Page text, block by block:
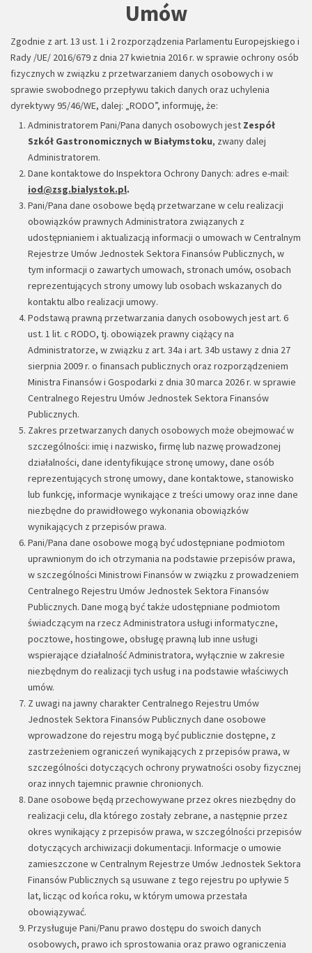
Umów
Zgodnie z art. 13 ust. 1 i 2 rozporządzenia Parlamentu Europejskiego i
Rady /UE/ 2016/679 z dnia 27 kwietnia 2016 r. w sprawie ochrony osób
fizycznych w związku z przetwarzaniem danych osobowych i w
sprawie swobodnego przepływu takich danych oraz uchylenia
dyrektywy 95/46/WE, dalej: „RODO”, informuję, że:
Administratorem Pani/Pana danych osobowych jest Zespół
Szkół Gastronomicznych w Białymstoku, zwany dalej
Administratorem.
Dane kontaktowe do Inspektora Ochrony Danych: adres e-mail:
iod@zsg.bialystok.pl.
Pani/Pana dane osobowe będą przetwarzane w celu realizacji
obowiązków prawnych Administratora związanych z
udostępnianiem i aktualizacją informacji o umowach w Centralnym
Rejestrze Umów Jednostek Sektora Finansów Publicznych, w
tym informacji o zawartych umowach, stronach umów, osobach
reprezentujących strony umowy lub osobach wskazanych do
kontaktu albo realizacji umowy.
Podstawą prawną przetwarzania danych osobowych jest art. 6
ust. 1 lit. c RODO, tj. obowiązek prawny ciążący na
Administratorze, w związku z art. 34a i art. 34b ustawy z dnia 27
sierpnia 2009 r. o finansach publicznych oraz rozporządzeniem
Ministra Finansów i Gospodarki z dnia 30 marca 2026 r. w sprawie
Centralnego Rejestru Umów Jednostek Sektora Finansów
Publicznych.
Zakres przetwarzanych danych osobowych może obejmować w
szczególności: imię i nazwisko, firmę lub nazwę prowadzonej
działalności, dane identyfikujące stronę umowy, dane osób
reprezentujących stronę umowy, dane kontaktowe, stanowisko
lub funkcję, informacje wynikające z treści umowy oraz inne dane
niezbędne do prawidłowego wykonania obowiązków
wynikających z przepisów prawa.
Pani/Pana dane osobowe mogą być udostępniane podmiotom
uprawnionym do ich otrzymania na podstawie przepisów prawa,
w szczególności Ministrowi Finansów w związku z prowadzeniem
Centralnego Rejestru Umów Jednostek Sektora Finansów
Publicznych. Dane mogą być także udostępniane podmiotom
świadczącym na rzecz Administratora usługi informatyczne,
pocztowe, hostingowe, obsługę prawną lub inne usługi
wspierające działalność Administratora, wyłącznie w zakresie
niezbędnym do realizacji tych usług i na podstawie właściwych
umów.
Z uwagi na jawny charakter Centralnego Rejestru Umów
Jednostek Sektora Finansów Publicznych dane osobowe
wprowadzone do rejestru mogą być publicznie dostępne, z
zastrzeżeniem ograniczeń wynikających z przepisów prawa, w
szczególności dotyczących ochrony prywatności osoby fizycznej
oraz innych tajemnic prawnie chronionych.
Dane osobowe będą przechowywane przez okres niezbędny do
realizacji celu, dla którego zostały zebrane, a następnie przez
okres wynikający z przepisów prawa, w szczególności przepisów
dotyczących archiwizacji dokumentacji. Informacje o umowie
zamieszczone w Centralnym Rejestrze Umów Jednostek Sektora
Finansów Publicznych są usuwane z tego rejestru po upływie 5
lat, licząc od końca roku, w którym umowa przestała
obowiązywać.
Przysługuje Pani/Panu prawo dostępu do swoich danych
osobowych, prawo ich sprostowania oraz prawo ograniczenia